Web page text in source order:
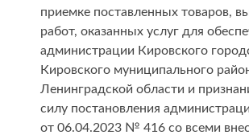
приемке поставленных товаров,
работ, оказанных услуг для
администрации Кировского
Кировского муниципального
Ленинградской области и
силу постановления
от 06.04.2023 № 416 со всеми